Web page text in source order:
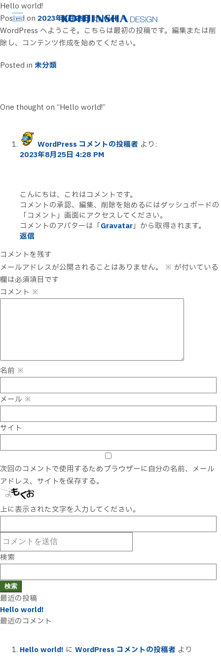
Hello world!
Posted on 2023年8月25日byweb
WordPress へようこそ。こちらは最初の投稿です。編集または削
除し、コンテンツ作成を始めてください。
Posted in 未分類
One thought on “Hello world!”
WordPress コメントの投稿者 より:
2023年8月25日 4:28 PM
こんにちは、これはコメントです。
コメントの承認、編集、削除を始めるにはダッシュボードの
「コメント」画面にアクセスしてください。
コメントのアバターは「Gravatar」から取得されます。
返信
コメントを残す
メールアドレスが公開されることはありません。
※ が付いている
欄は必須項目です
コメント ※
名前 ※
メール ※
サイト
次回のコメントで使用するためブラウザーに自分の名前、メール
アドレス、サイトを保存する。
上に表示された文字を入力してください。
検索
検索
最近の投稿
Hello world!
最近のコメント
Hello world! に WordPress コメントの投稿者 より